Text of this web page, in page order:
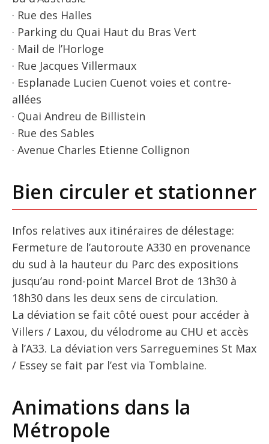
· Rue des Halles
· Parking du Quai Haut du Bras Vert
· Mail de l’Horloge
· Rue Jacques Villermaux
· Esplanade Lucien Cuenot voies et contre-
allées
· Quai Andreu de Billistein
· Rue des Sables
· Avenue Charles Etienne Collignon
Bien circuler et stationner
Infos relatives aux itinéraires de délestage:
Fermeture de l’autoroute A330 en provenance
du sud à la hauteur du Parc des expositions
jusqu’au rond-point Marcel Brot de 13h30 à
18h30 dans les deux sens de circulation.
La déviation se fait côté ouest pour accéder à
Villers / Laxou, du vélodrome au CHU et accès
à l’A33. La déviation vers Sarreguemines St Max
/ Essey se fait par l’est via Tomblaine.
Animations dans la
Métropole